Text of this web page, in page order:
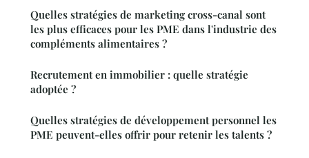
Quelles stratégies de marketing cross-canal sont
les plus efficaces pour les PME dans l'industrie des
compléments alimentaires ?
Recrutement en immobilier : quelle stratégie
adoptée ?
Quelles stratégies de développement personnel les
PME peuvent-elles offrir pour retenir les talents ?